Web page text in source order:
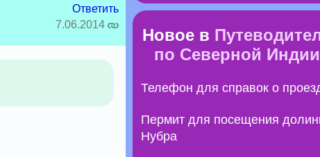
Ответить
7.06.2014
Новое в
по Северной Индии
Телефон для справок о
Пермит для посещения
Нубра